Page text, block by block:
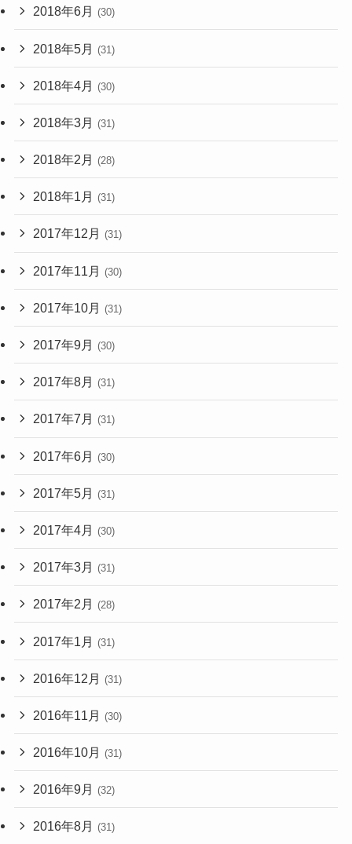
2018年6月 (30)
2018年5月 (31)
2018年4月 (30)
2018年3月 (31)
2018年2月 (28)
2018年1月 (31)
2017年12月 (31)
2017年11月 (30)
2017年10月 (31)
2017年9月 (30)
2017年8月 (31)
2017年7月 (31)
2017年6月 (30)
2017年5月 (31)
2017年4月 (30)
2017年3月 (31)
2017年2月 (28)
2017年1月 (31)
2016年12月 (31)
2016年11月 (30)
2016年10月 (31)
2016年9月 (32)
2016年8月 (31)